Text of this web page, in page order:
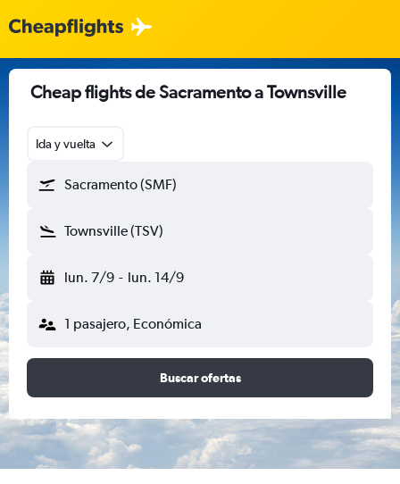
Cheap flights de Sacramento a Townsville
Ida y vuelta
Sacramento (SMF)
Townsville (TSV)
lun. 7/9 - lun. 14/9
1 pasajero, Económica
Buscar ofertas